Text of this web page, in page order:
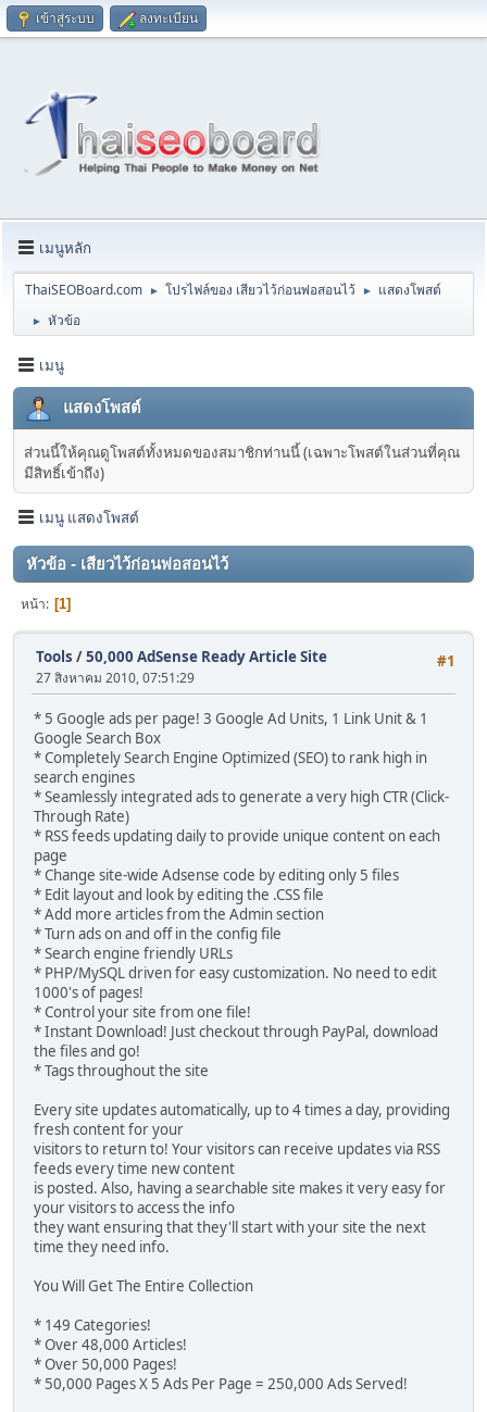
เข้าสู่ระบบ ลงทะเบียน
เมนูหลัก
ThaiSEOBoard.com ► โปรไฟล์ของ เสียวไว้ก่อนพ่อสอนไว้ ► แสดงโพสต์
► หัวข้อ
เมนู
แสดงโพสต์
ส่วนนี้ให้คุณดูโพสต์ทั้งหมดของสมาชิกท่านนี้ (เฉพาะโพสต์ในส่วนที่คุณ
มีสิทธิ์เข้าถึง)
เมนู แสดงโพสต์
หัวข้อ - เสียวไว้ก่อนพ่อสอนไว้
หน้า 1
#1
Tools /50,000 AdSense Ready Article Site
27 สิงหาคม 2010, 07:51:29
* 5 Google ads per page! 3 Google Ad Units, 1 Link Unit & 1
Google Search Box
* Completely Search Engine Optimized (SEO) to rank high in
search engines
* Seamlessly integrated ads to generate a very high CTR (Click-
Through Rate)
* RSS feeds updating daily to provide unique content on each
page
* Change site-wide Adsense code by editing only 5 files
* Edit layout and look by editing the .CSS file
* Add more articles from the Admin section
* Turn ads on and off in the config file
* Search engine friendly URLs
* PHP/MySQL driven for easy customization. No need to edit
1000's of pages!
* Control your site from one file!
* Instant Download! Just checkout through PayPal, download
the files and go!
* Tags throughout the site
Every site updates automatically, up to 4 times a day, providing
fresh content for your
visitors to return to! Your visitors can receive updates via RSS
feeds every time new content
is posted. Also, having a searchable site makes it very easy for
your visitors to access the info
they want ensuring that they'll start with your site the next
time they need info.
You Will Get The Entire Collection
* 149 Categories!
* Over 48,000 Articles!
* Over 50,000 Pages!
* 50,000 Pages X 5 Ads Per Page = 250,000 Ads Served!